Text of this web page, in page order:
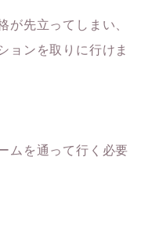
が先立ってしまい、
ョンを取りに行けま
ムを通って行く必要